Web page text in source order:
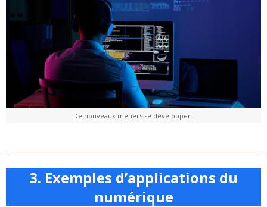
De nouveaux métiers se développent
3. Exemples d’applications du
numérique